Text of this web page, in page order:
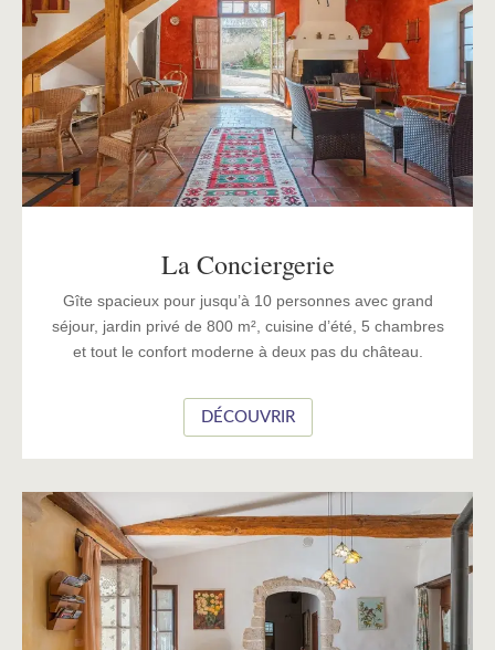
La Conciergerie
Gîte spacieux pour jusqu’à 10 personnes avec grand
séjour, jardin privé de 800 m², cuisine d’été, 5 chambres
et tout le confort moderne à deux pas du château.
DÉCOUVRIR